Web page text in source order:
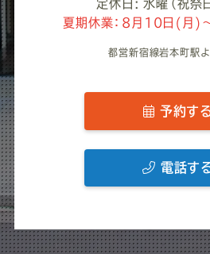
定休日: 水曜（祝祭
夏期休業：8月10日(月)
都営新宿線岩本町駅
予約す
電話す